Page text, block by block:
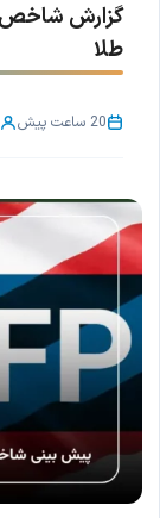
طلا
20 ساعت پیش